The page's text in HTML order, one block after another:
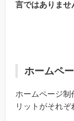
言ではありませ
ホームペ
ホームページ制
リットがそれぞ